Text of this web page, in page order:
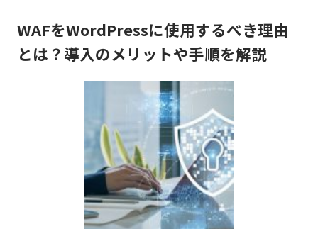
WAFをWordPressに使用するべき理由
とは？導入のメリットや手順を解説